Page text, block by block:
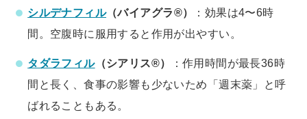
シルデナフィル（バイアグラ®）
：効果は4〜6時
間。空腹時に服用すると作用が出やすい。
タダラフィル（シアリス®）
：作用時間が最長36時
間と長く、食事の影響も少ないため「週末薬」と呼
ばれることもある。